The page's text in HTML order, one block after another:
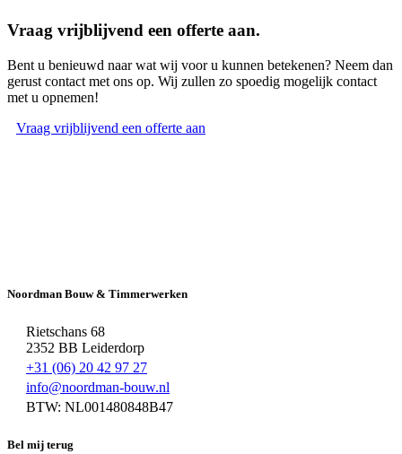
Vraag vrijblijvend een offerte aan.
Bent u benieuwd naar wat wij voor u kunnen betekenen? Neem dan
gerust contact met ons op. Wij zullen zo spoedig mogelijk contact
met u opnemen!
Vraag vrijblijvend een offerte aan
Noordman Bouw & Timmerwerken
Rietschans 68
2352 BB Leiderdorp
+31 (06) 20 42 97 27
info@noordman-bouw.nl
BTW: NL001480848B47
Bel mij terug